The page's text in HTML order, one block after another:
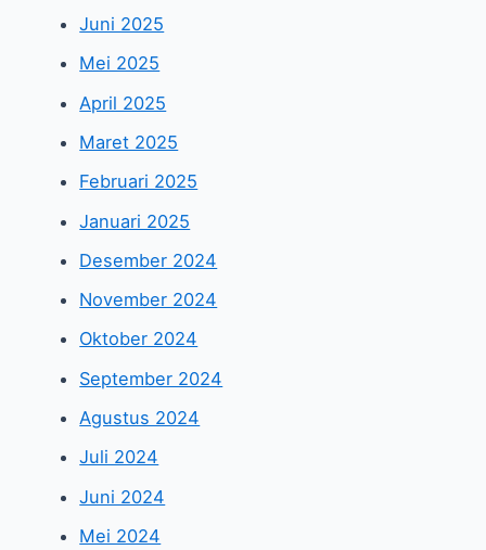
Juni 2025
Mei 2025
April 2025
Maret 2025
Februari 2025
Januari 2025
Desember 2024
November 2024
Oktober 2024
September 2024
Agustus 2024
Juli 2024
Juni 2024
Mei 2024